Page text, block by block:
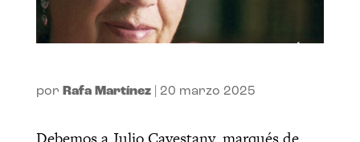
por Rafa Martínez| 20 marzo 2025